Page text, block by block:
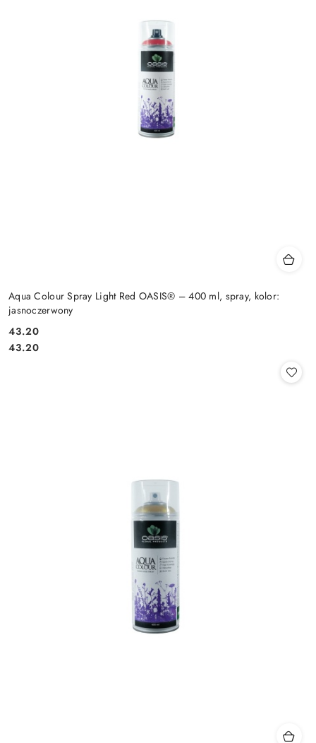
Aqua Colour Spray Light Red OASIS® – 400 ml, spray, kolor:
jasnoczerwony
Cena:
43.20
Cena:
43.20